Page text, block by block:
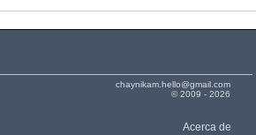
chaynikam.hello@gmail.com
© 2009 - 2026
Acerca de